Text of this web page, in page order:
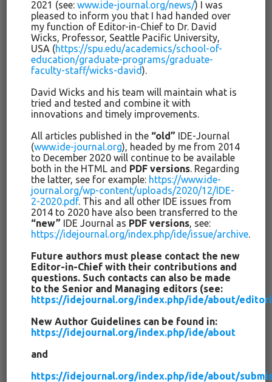
направлении и будем рады дальнейщим
высококачественным рукописям.
Liebe Autorinnen und Autoren, liebe Leserinnen
und Leser,
Zeitschrift “Internationale Dialogues on Education: Past and
Present” (IDE) ist online seit dem 8. September 2016.
In dieser Ausgabe finden Sie sieben Artikel und drei
Rezensionen. Im Zentrum des Beitrages vonAnja und
Dietrich-Eckhard Franz(Deutschland) stehen Positionen
und Aktivitäten des deutschen Theologen und Vorboten der
Aufklärung, Johann Valentin Andreae (1586-1654).Hein
auf das Werk des Klassikers der amerikanischen Pädagogik,
weltbekannten und bis heute einflussreichen Mitbegründers
des Pragmatismus). Im 100. Jahr des Erscheinens von
Deweys „Demokratie und Erziehung“ (1916) beleuchtet er
dessen Positionen zu Religion, Toleranz und Rassismus.
Gábor B. Albert(Ungarn) beschreibt Phasen der
Oslo 1928, organisiert vom Internationalen Historikerkomitee.
Der Artikel vonVladimir A. Sakhrokov(Russland) informiert
2021 (see:www.ide-journal.org/news/) I was
pleased to inform you that I had handed over
my function of Editor-in-Chief to Dr. David
Wicks, Professor, Seattle Pacific University,
USA (https://spu.edu/academics/school-of-
education/graduate-programs/graduate-
faculty-staff/wicks-david).
David Wicks and his team will maintain what is
tried and tested and combine it with
innovations and timely improvements.
All articles published in the “old” IDE-Journal
(www.ide-journal.org), headed by me from 2014
to December 2020 will continue to be available
both in the HTML and PDF versions. Regarding
the latter, see for example: https://www.ide-
journal.org/wp-content/uploads/2020/12/IDE-
2-2020.pdf. This and all other IDE issues from
2014 to 2020 have also been transferred to the
“new” IDE Journal as PDF versions, see:
https://idejournal.org/index.php/ide/issue/archive.
Future authors must please contact the new
Editor-in-Chief with their contributions and
questions. Such contacts can also be made
to the Senior and Managing editors (see:
https://idejournal.org/index.php/ide/about/
New Author Guidelines can be found in:
https://idejournal.org/index.php/ide/about
and
https://idejournal.org/index.php/ide/about/